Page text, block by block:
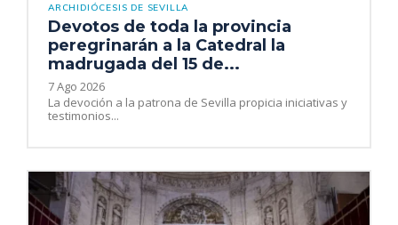
ARCHIDIÓCESIS DE SEVILLA
Devotos de toda la provincia
peregrinarán a la Catedral la
madrugada del 15 de...
7 Ago 2026
La devoción a la patrona de Sevilla propicia iniciativas y
testimonios...